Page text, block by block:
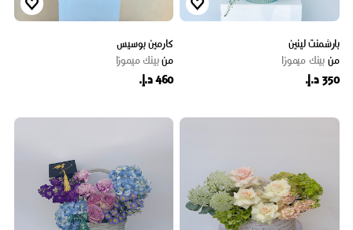
بارشمنت لينين
من بينك ميموزا
350 د.إ.
كارمين بوسيس
منبينك ميموزا
460 د.إ.